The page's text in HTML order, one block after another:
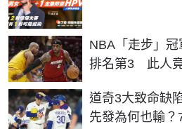
NBA「走步」
排名第3 此人竟
道奇3大致命缺
先發為何也輸